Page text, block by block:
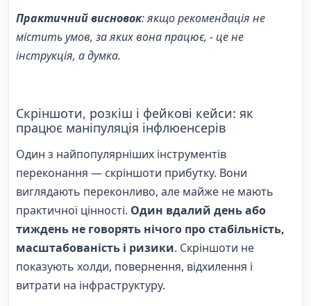
Практичний висновок: якщо рекомендація не
містить умов, за яких вона працює, - це не
інструкція, а думка.
Скріншоти, розкіш і фейкові кейси: як
працює маніпуляція інфлюенсерів
Один з найпопулярніших інструментів
переконання — скріншоти прибутку. Вони
виглядають переконливо, але майже не мають
практичної цінності. Один вдалий день або
тиждень не говорять нічого про стабільність,
масштабованість і ризики. Скріншоти не
показують холди, повернення, відхилення і
витрати на інфраструктуру.